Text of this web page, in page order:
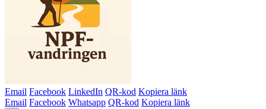
Email Facebook LinkedIn QR-kod Kopiera länk
Email Facebook Whatsapp QR-kod Kopiera länk